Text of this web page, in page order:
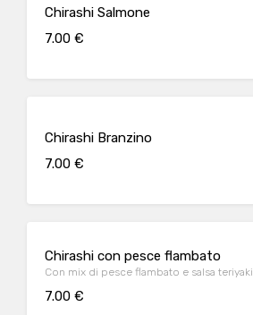
Chirashi Salmone
7.00 €
Chirashi Branzino
7.00 €
Chirashi con pesce flambato
Con mix di pesce flambato e salsa teriyaki
7.00 €